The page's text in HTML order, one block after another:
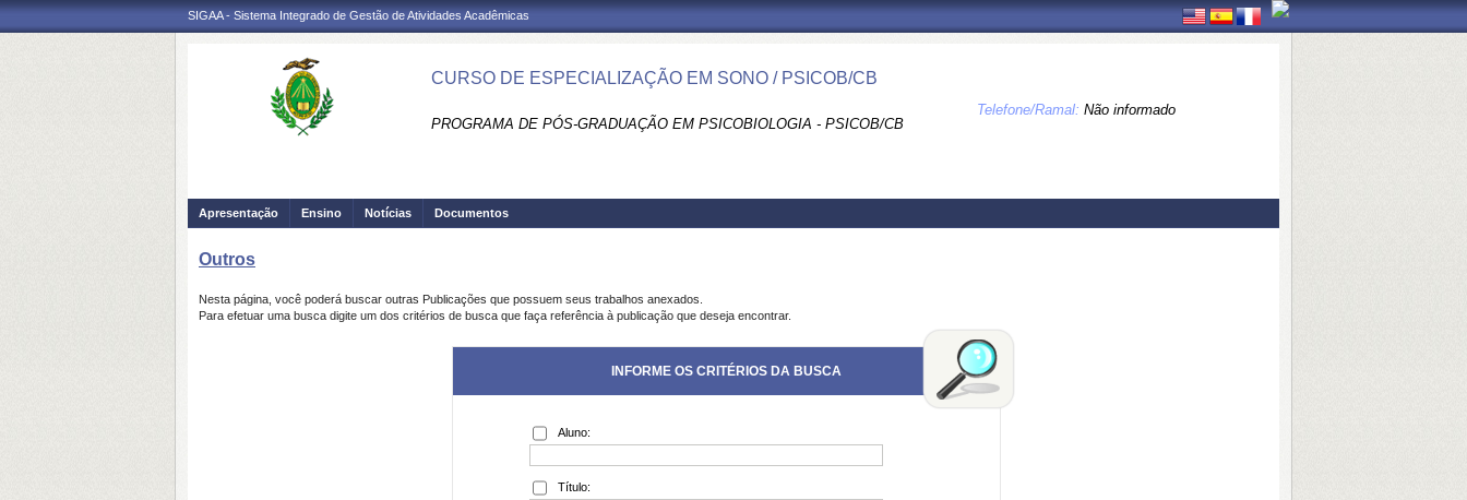
SIGAA - Sistema Integrado de Gestão de Atividades Acadêmicas
CURSO DE ESPECIALIZAÇÃO EM SONO / PSICOB/CB
PROGRAMA DE PÓS-GRADUAÇÃO EM PSICOBIOLOGIA - PSICOB/CB
Telefone/Ramal: Não informado
Apresentação Ensino Notícias Documentos
Outros
Nesta página, você poderá buscar outras Publicações que possuem seus trabalhos anexados.
Para efetuar uma busca digite um dos critérios de busca que faça referência à publicação que deseja encontrar.
INFORME OS CRITÉRIOS DA BUSCA
Aluno:
Título: